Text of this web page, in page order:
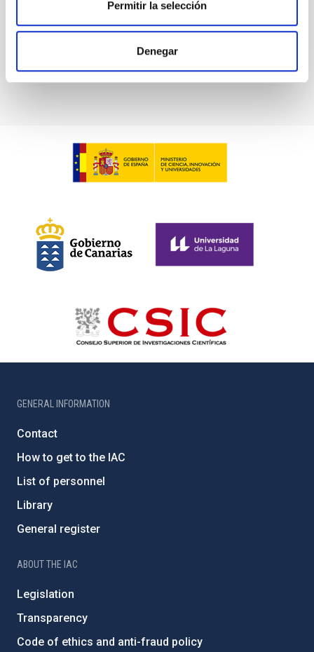
Permitir la selección
Denegar
ISIS
GENERAL INFORMATION
Contact
How to get to the IAC
List of personnel
Library
General register
ABOUT THE IAC
Legislation
Transparency
Code of ethics and anti-fraud policy